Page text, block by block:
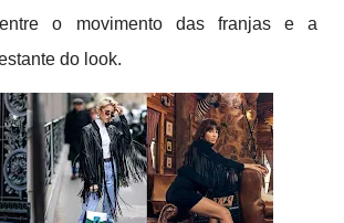
o movimento das franjas e a
do look.